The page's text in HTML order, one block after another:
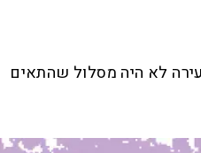
לא היה מסלול שהתאים